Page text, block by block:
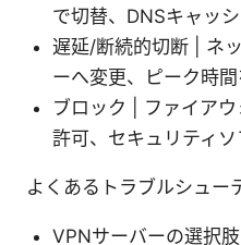
で切替、DNSキャッ
遅延/断続的切断 | ネ
ーへ変更、ピーク時
ブロック | ファイア
許可、セキュリティ
よくあるトラブルシュー
VPNサーバーの選択